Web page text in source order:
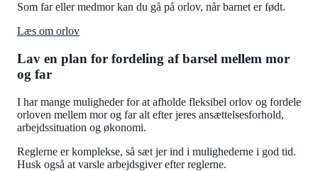
Som far eller medmor kan du gå på orlov, når barnet er født.
Læs om orlov
Lav en plan for fordeling af barsel mellem mor
og far
I har mange muligheder for at afholde fleksibel orlov og fordele
orloven mellem mor og far alt efter jeres ansættelsesforhold,
arbejdssituation og økonomi.
Reglerne er komplekse, så sæt jer ind i mulighederne i god tid.
Husk også at varsle arbejdsgiver efter reglerne.